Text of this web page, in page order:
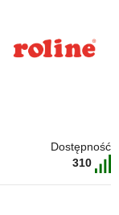
Dostępność
310